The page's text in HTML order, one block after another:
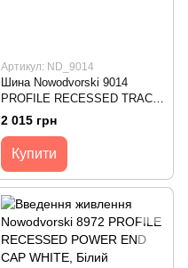
Артикул: ND_9014
Шина Nowodvorski 9014
PROFILE RECESSED TRACK
WHITE, 2 метри
2 015 грн
Купити